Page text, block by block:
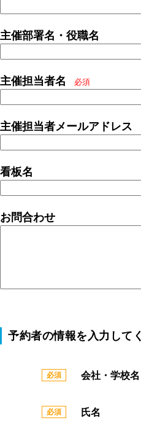
主催部署名・役職名
主催担当者名 必須
主催担当者メールアドレス
看板名
お問合わせ
予約者の情報を入力して
会社・学校
氏名